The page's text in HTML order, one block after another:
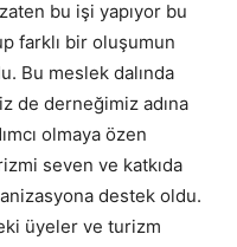
bu işi yapıyor bu
farklı bir oluşumun
Bu meslek dalında
de derneğimiz adına
olmaya özen
seven ve katkıda
destek oldu.
üyeler ve turizm